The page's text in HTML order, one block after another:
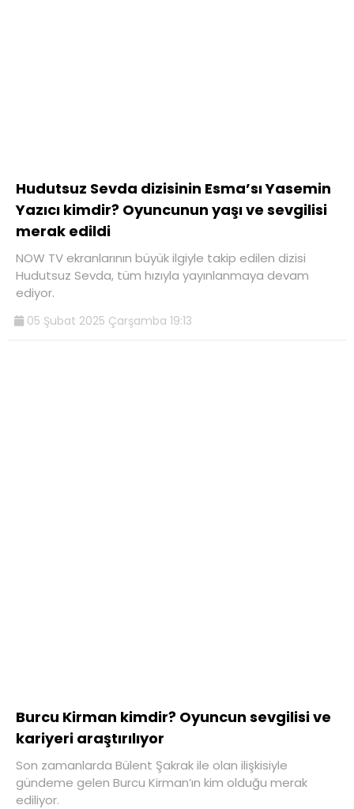
Hudutsuz Sevda dizisinin Esma’sı Yasemin
Yazıcı kimdir? Oyuncunun yaşı ve sevgilisi
merak edildi
NOW TV ekranlarının büyük ilgiyle takip edilen dizisi
Hudutsuz Sevda, tüm hızıyla yayınlanmaya devam
ediyor.
05 Şubat 2025 Çarşamba 19:13
Burcu Kirman kimdir? Oyuncun sevgilisi ve
kariyeri araştırılıyor
Son zamanlarda Bülent Şakrak ile olan ilişkisiyle
gündeme gelen Burcu Kirman’ın kim olduğu merak
ediliyor.